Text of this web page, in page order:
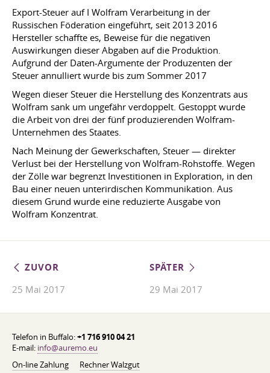
Export-Steuer auf I Wolfram Verarbeitung in der
Russischen Föderation eingeführt, seit 2013 2016
Hersteller schaffte es, Beweise für die negativen
Auswirkungen dieser Abgaben auf die Produktion.
Aufgrund der Daten-Argumente der Produzenten der
Steuer annulliert wurde bis zum Sommer 2017
Wegen dieser Steuer die Herstellung des Konzentrats aus
Wolfram sank um ungefähr verdoppelt. Gestoppt wurde
die Arbeit von drei der fünf produzierenden Wolfram-
Unternehmen des Staates.
Nach Meinung der Gewerkschaften, Steuer — direkter
Verlust bei der Herstellung von Wolfram-Rohstoffe. Wegen
der Zölle war begrenzt Investitionen in Exploration, in den
Bau einer neuen unterirdischen Kommunikation. Aus
diesem Grund wurde eine reduzierte Ausgabe von
Wolfram Konzentrat.
ZUVOR
25 Mai 2017
SPÄTER
29 Mai 2017
Telefon in Buffalo:+1 716 910 04 21
E-mail: info@auremo.eu
On-line Zahlung
Rechner Walzgut